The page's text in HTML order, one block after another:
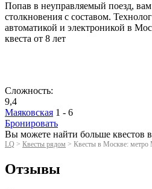
Попав в неуправляемый поезд, вам
столкновения с составом.
автоматикой и электроникой в
квеста от 8 лет
Сложность:
9,4
Маяковская 1 - 6
Бронировать
Вы можете найти больше квестов в
LQ > Квесты рядом > Квесты в Москве: метро
Отзывы